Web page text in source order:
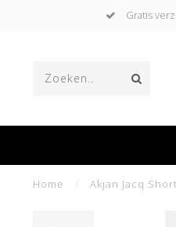
Gratis
Home Akjan Jacq